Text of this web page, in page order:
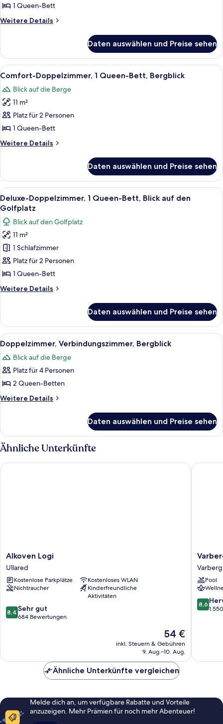
anzeigen
Mountain
Deluxe
Double
Queen
Bed,
Golf
View
anzeigen
1 Queen-Bett
Weitere Details
Weitere
Double
Room,
1
Bed,
Golf
View
Daten auswählen und Preise sehen
Alle
Fotos
für
Comfort-
Doppelzimmer,
1
Queen-
Bett,
anzeigen
Ein Hotelzimmer mit Bett, zwei
5
Comfort-Doppelzimmer, 1 Queen-Bett, Bergblick
Blick auf die Berge
11 m²
Platz für 2 Personen
1 Queen-Bett
Weitere Details
Weitere
Doppelzimmer,
Queen-
Bett,
Bergblick
Daten auswählen und Preise sehen
Alle
Fotos
für
Deluxe-
Doppelzimmer,
Queen-
Bett,
Blick
auf
Golfplatz
anzeigen
Ein Hotelzimmer mit einem großen
6
Deluxe-Doppelzimmer, 1 Queen-Bett, Blick auf den
Golfplatz
Blick auf den Golfplatz
11 m²
1 Schlafzimmer
Platz für 2 Personen
1 Queen-Bett
Weitere Details
Weitere
Doppelzimmer,
Queen-
Bett,
Blick
auf
Golfplatz
Daten auswählen und Preise sehen
Alle
Fotos
für
Doppelzimmer,
Verbindungszimmer,
Bergblick
Ein Hotelzimmer mit zwei Betten,
4
Doppelzimmer, Verbindungszimmer, Bergblick
Blick auf die Berge
Platz für 4 Personen
2 Queen-Betten
Weitere Details
Weitere
Verbindungszimmer,
Bergblick
Daten auswählen und Preise sehen
Ähnliche Unterkünfte
Alkoven
Logi
Ullared
Alkoven Logi
Ullared
Kostenlose Parkplätze
Kostenloses WLAN
Nichtraucher
Kinderfreundliche
Aktivitäten
8.4
von
Bewertungen
8,4 Sehr gut
684 Bewertungen
Der
Preis
beträgt
54 €
inkl. Steuern & Gebühren
9. Aug.–10. Aug.
Alkoven Logi
Varberg
Varberg
Pool
8.6
von
8,6
Ähnliche Unterkünfte vergleichen
Melde dich an, um verfügbare Rabatte und Vorteile
anzuzeigen. Mehr Prämien für noch mehr Abenteuer!